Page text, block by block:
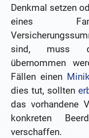
Denkmal setzen
eines
sind, muss
übernommen
Fällen einen
dies tut, sollten
das vorhandene
konkreten
verschaffen.